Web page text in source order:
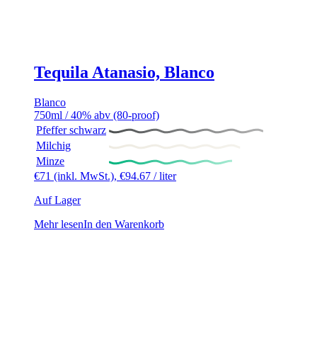
Tequila Atanasio, Blanco
Blanco
750ml / 40% abv (80-proof)
Pfeffer schwarz
Milchig
Minze
€71 (inkl. MwSt.), €94.67 / liter
Auf Lager
Mehr lesenIn den Warenkorb